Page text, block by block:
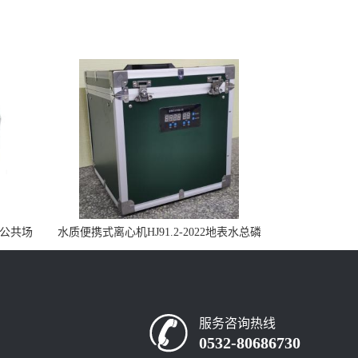
共场
水质便携式离心机HJ91.2-2022地表水总磷
监测内置有电池
服务咨询热线
0532-80686730